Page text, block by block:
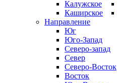
Калужское
Каширское
Направление
Юг
Юго-Запад
Северо-запад
Север
Северо-Восток
Восток